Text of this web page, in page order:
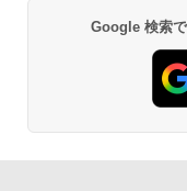
Google 検索